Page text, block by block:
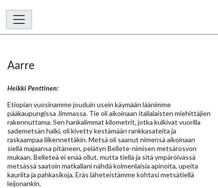
Aarre
Heikki Penttinen:
Etiopian vuosinamme jouduin usein käymään läänimme
pääkaupungissa Jimmassa. Tie oli aikoinaan italialaisten miehittäjien
rakennuttama. Sen hankalimmat kilometrit, jotka kulkivat vuorilla
sademetsän halki, oli kivetty kestämään rankkasateita ja
raskaampaa liikennettäkin. Metsä oli saanut nimensä aikoinaan
siellä majaansa pitäneen, pelätyn Bellete-nimisen metsärosvon
mukaan. Belleteä ei enää ollut, mutta tiellä ja sitä ympäröivässä
metsässä saatoin matkallani nähdä kolmenlaisia apinoita, upeita
kauriita ja pahkasikoja. Eräs läheteistämme kohtasi metsätiellä
leijonankin.